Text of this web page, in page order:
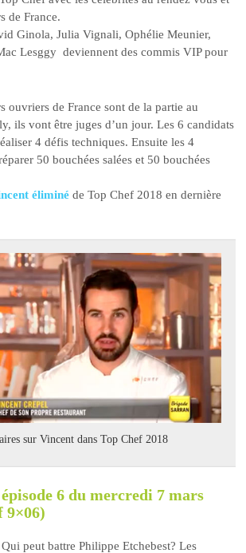
de France.
Ginola, Julia Vignali, Ophélie Meunier,
Lesggy deviennent des commis VIP pour
ouvriers de France sont de la partie au
ils vont être juges d’un jour. Les 6 candidats
4 défis techniques. Ensuite les 4
50 bouchées salées et 50 bouchées
éliminé de Top Chef 2018 en dernière
sur Vincent dans Top Chef 2018
6 du mercredi 7 mars
9×06)
peut battre Philippe Etchebest? Les